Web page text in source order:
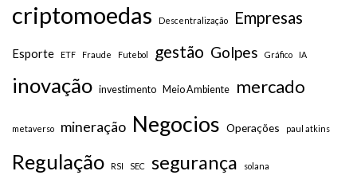
criptomoedas Descentralização Empresas
Esporte ETF Fraude Futebol gestão Golpes Gráfico IA
inovação investimento Meio Ambiente mercado
metaverso mineração Negocios Operações paul atkins
Regulação RSI SEC segurança solana